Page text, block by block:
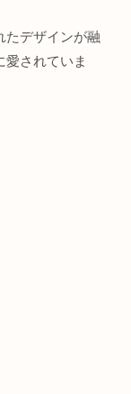
たデザインが融
愛されていま